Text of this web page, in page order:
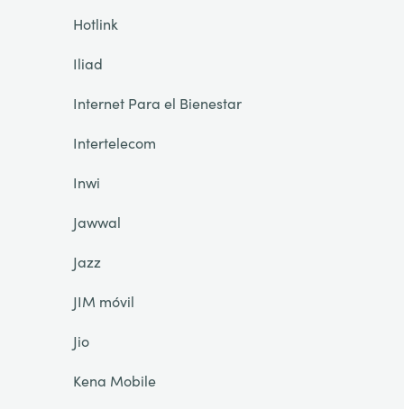
Hotlink
Iliad
Internet Para el Bienestar
Intertelecom
Inwi
Jawwal
Jazz
JIM móvil
Jio
Kena Mobile